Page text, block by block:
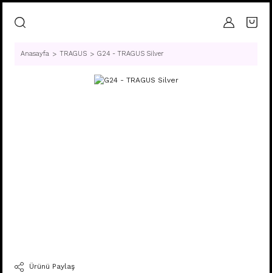
Anasayfa TRAGUS G24 - TRAGUS Silver
Ürünü Paylaş